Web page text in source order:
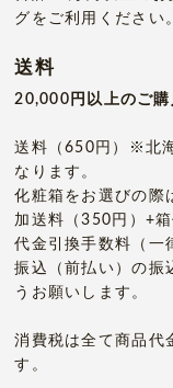
グをご利用ください
送料
20,000円以上のご購
送料（650円）※北
なります。
化粧箱をお選びの際
加送料（350円）+
代金引換手数料（一
振込（前払い）の振
うお願いします。
消費税は全て商品代
す。